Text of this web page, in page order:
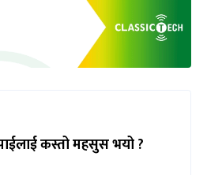
कस्तो महसुस भयो ?